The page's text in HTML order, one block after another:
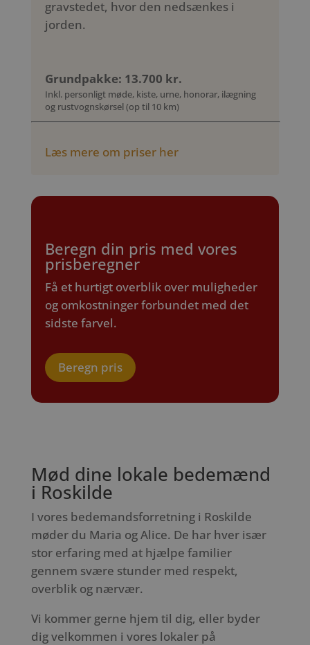
gravstedet, hvor den nedsænkes i
jorden.
Grundpakke: 13.700 kr.
Inkl. personligt møde, kiste, urne, honorar, ilægning
og rustvognskørsel (op til 10 km)
Læs mere om priser her
Beregn din pris med vores
prisberegner
Få et hurtigt overblik over muligheder
og omkostninger forbundet med det
sidste farvel.
Beregn pris
Mød dine lokale bedemænd
i Roskilde
I vores bedemandsforretning i Roskilde
møder du Maria og Alice. De har hver især
stor erfaring med at hjælpe familier
gennem svære stunder med respekt,
overblik og nærvær.
Vi kommer gerne hjem til dig, eller byder
dig velkommen i vores lokaler på